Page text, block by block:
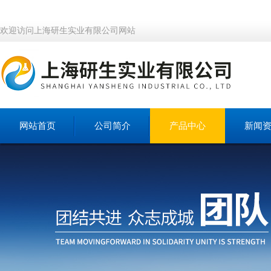
欢迎访问上海研生实业有限公司网站
网站首页 公司简介 产品中心 新闻